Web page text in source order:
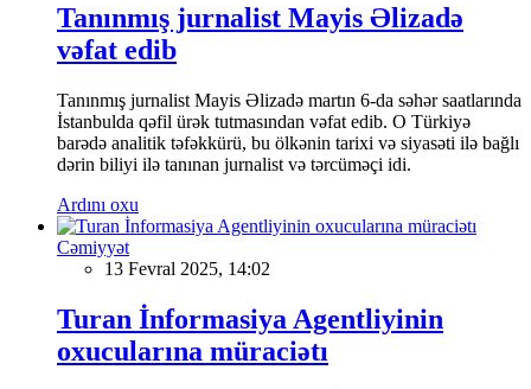
Tanınmış jurnalist Mayis Əlizadə
vəfat edib
Tanınmış jurnalist Mayis Əlizadə martın 6-da səhər saatlarında
İstanbulda qəfil ürək tutmasından vəfat edib. O Türkiyə
barədə analitik təfəkkürü, bu ölkənin tarixi və siyasəti ilə bağlı
dərin biliyi ilə tanınan jurnalist və tərcüməçi idi.
Ardını oxu
Cəmiyyət
13 Fevral 2025, 14:02
Turan İnformasiya Agentliyinin
oxucularına müraciətı